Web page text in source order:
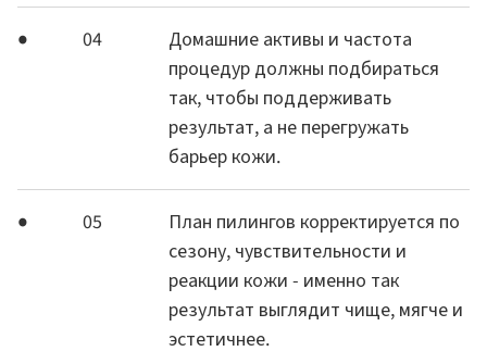
04
Домашние активы и частота
процедур должны подбираться
так, чтобы поддерживать
результат, а не перегружать
барьер кожи.
05
План пилингов корректируется по
сезону, чувствительности и
реакции кожи - именно так
результат выглядит чище, мягче и
эстетичнее.